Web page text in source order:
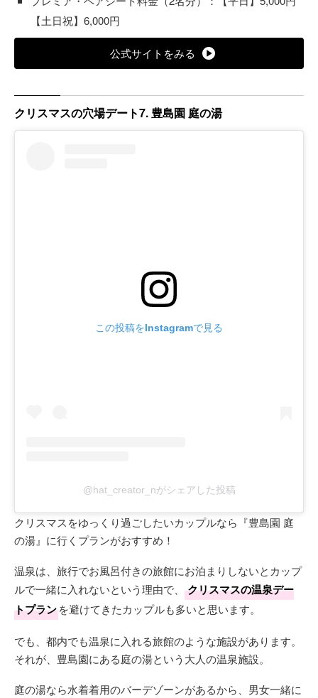
【土日祝】6,000円
公式サイトをみる
クリスマスの穴場デート7. 豊島園 庭の湯
この投稿をInstagramで見る
@hat_creator_nがシェアした投稿
クリスマスをゆっくり過ごしたいカップルなら『豊島園 庭
の湯』に行くプランがおすすめ！
温泉は、旅行でお風呂付きの旅館にお泊まりしないとカップ
ルで一緒に入れないという理由で、
クリスマスの温泉デー
トプランを避けてきたカップルも多いと思います。
でも、都内でも温泉に入れる旅館のような施設があります。
それが、豊島園にある庭の湯という大人の温泉施設。
庭の湯なら水着着用のバーデゾーンがあるから、男女一緒に